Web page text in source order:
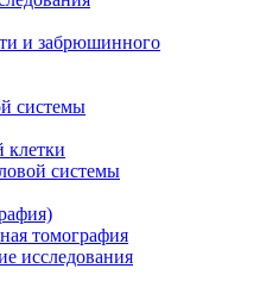
и забрюшинного
системы
клетки
системы
томография
исследования